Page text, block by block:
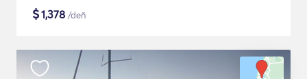
$1,378 /deň